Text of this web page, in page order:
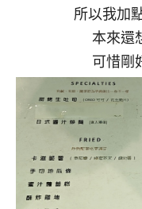
所以我加
本來還
可惜剛